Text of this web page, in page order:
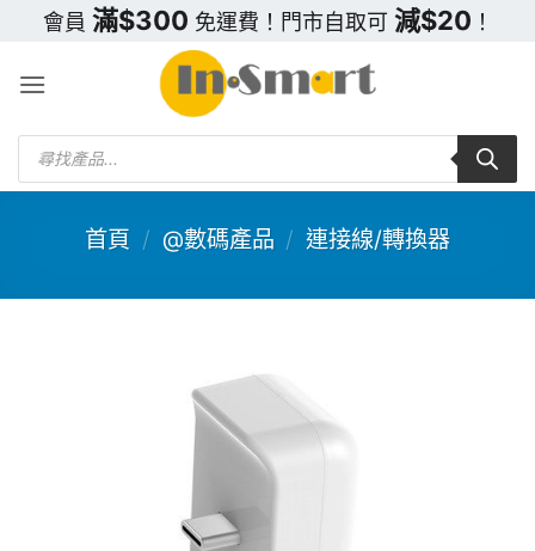
content
會員 滿$300 免運費！門市自取可 減$20 ！
Products
search
首頁 / @數碼產品 / 連接線/轉換器